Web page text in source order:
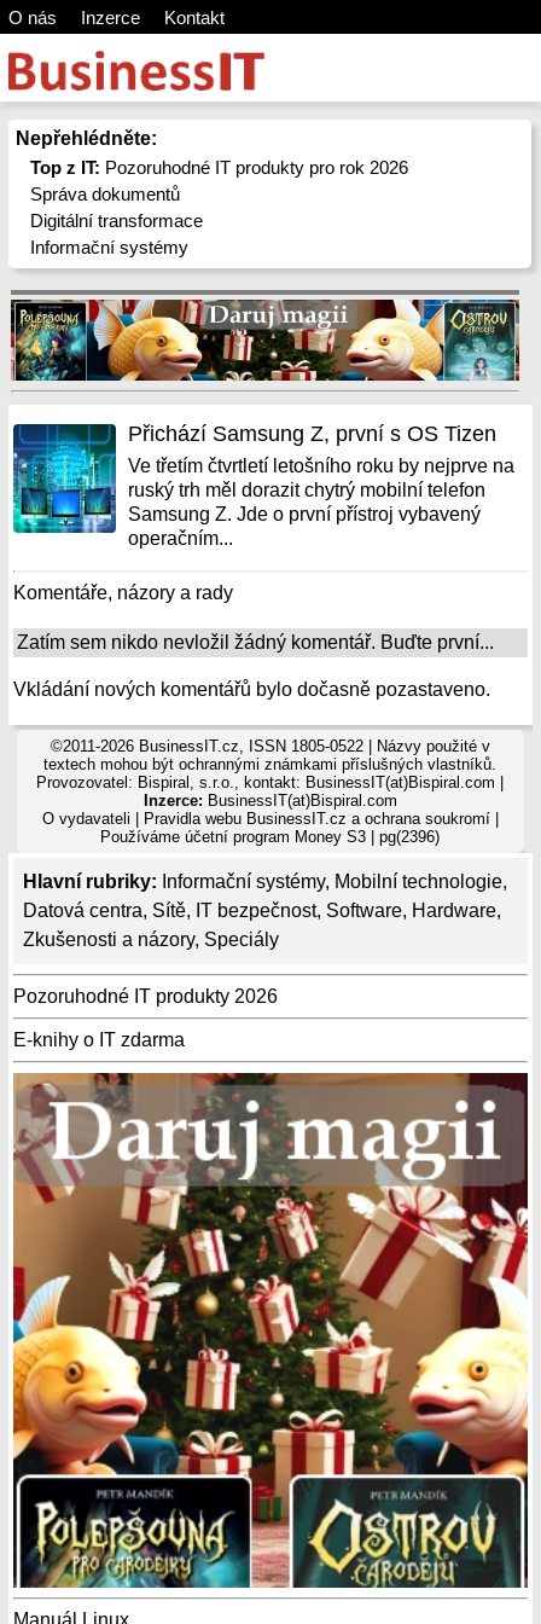
O nás Inzerce Kontakt
Nepřehlédněte:
Top z IT: Pozoruhodné IT produkty pro rok 2026
Správa dokumentů
Digitální transformace
Informační systémy
Hlavní rubriky: Informační systémy, Mobilní technologie,
Datová centra, Sítě, IT bezpečnost, Software, Hardware,
Zkušenosti a názory, Speciály
Pozoruhodné IT produkty 2026
E-knihy o IT zdarma
Manuál Linux
Přichází Samsung Z, první s OS Tizen
Ve třetím čtvrtletí letošního roku by nejprve na
ruský trh měl dorazit chytrý mobilní telefon
Samsung Z. Jde o první přístroj vybavený
operačním...
Komentáře, názory a rady
Zatím sem nikdo nevložil žádný komentář. Buďte první...
Vkládání nových komentářů bylo dočasně pozastaveno.
©2011-2026 BusinessIT.cz, ISSN 1805-0522 | Názvy použité v
textech mohou být ochrannými známkami příslušných vlastníků.
Provozovatel: Bispiral, s.r.o., kontakt: BusinessIT(at)Bispiral.com |
Inzerce: BusinessIT(at)Bispiral.com
O vydavateli
Pravidla webu BusinessIT.cz a ochrana soukromí|
Používámeúčetní program Money S3 | pg(2396)